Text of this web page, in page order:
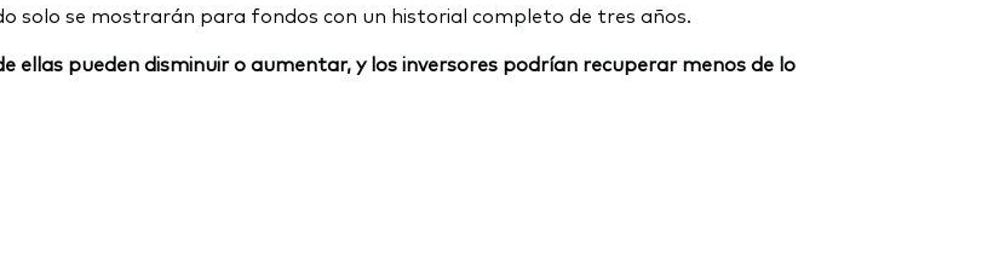
solo se mostrarán para fondos con un historial completo de tres años.
ellas pueden disminuir o aumentar, y los inversores podrían recuperar menos de lo